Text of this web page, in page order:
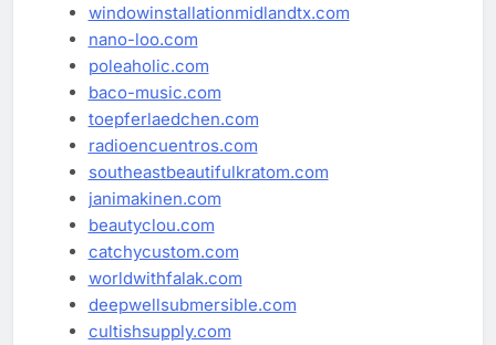
windowinstallationmidlandtx.com
nano-loo.com
poleaholic.com
baco-music.com
toepferlaedchen.com
radioencuentros.com
southeastbeautifulkratom.com
janimakinen.com
beautyclou.com
catchycustom.com
worldwithfalak.com
deepwellsubmersible.com
cultishsupply.com